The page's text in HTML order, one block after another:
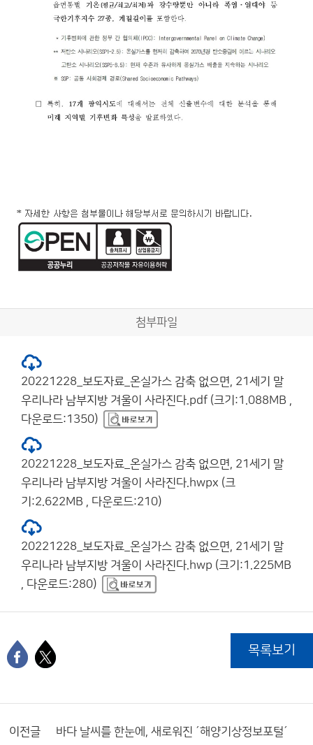
첨부파일
20221228_보도자료_온실가스 감축 없으면, 21세기 말
우리나라 남부지방 겨울이 사라진다.pdf (크기:1.088MB ,
다운로드:1350)
20221228_보도자료_온실가스 감축 없으면, 21세기 말
우리나라 남부지방 겨울이 사라진다.hwpx (크
기:2.622MB , 다운로드:210)
20221228_보도자료_온실가스 감축 없으면, 21세기 말
우리나라 남부지방 겨울이 사라진다.hwp (크기:1.225MB
, 다운로드:280)
목록보기
이전글 바다 날씨를 한눈에, 새로워진 ´해양기상정보포털´